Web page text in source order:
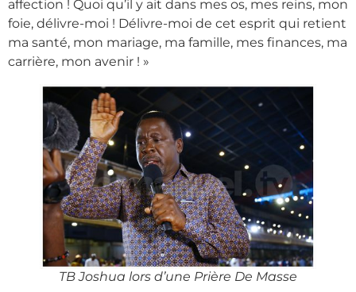
affection ! Quoi qu’il y ait dans mes os, mes reins, mon
foie, délivre-moi ! Délivre-moi de cet esprit qui retient
ma santé, mon mariage, ma famille, mes finances, ma
carrière, mon avenir ! »
TB Joshua lors d’une Prière De Masse